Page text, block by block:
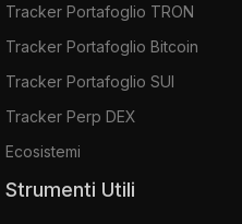
Tracker Portafoglio TRON
Tracker Portafoglio Bitcoin
Tracker Portafoglio SUI
Tracker Perp DEX
Ecosistemi
Strumenti Utili